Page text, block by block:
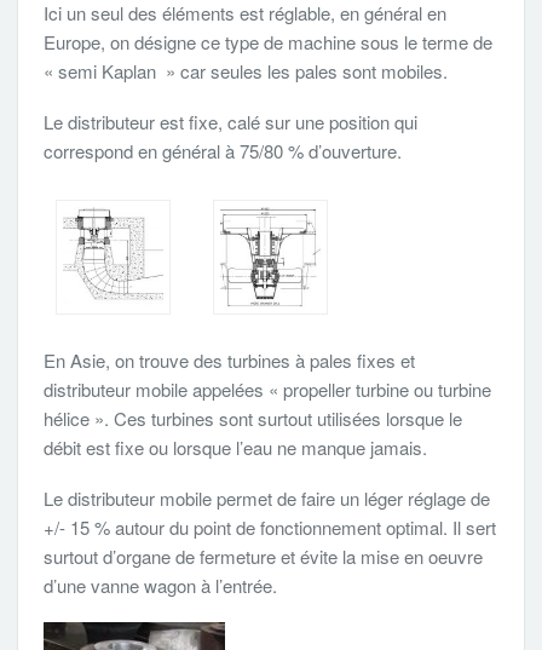
Ici un seul des éléments est réglable, en général en
Europe, on désigne ce type de machine sous le terme de
« semi Kaplan » car seules les pales sont mobiles.
Le distributeur est fixe, calé sur une position qui
correspond en général à 75/80 % d’ouverture.
En Asie, on trouve des turbines à pales fixes et
distributeur mobile appelées « propeller turbine ou turbine
hélice ». Ces turbines sont surtout utilisées lorsque le
débit est fixe ou lorsque l’eau ne manque jamais.
Le distributeur mobile permet de faire un léger réglage de
+/- 15 % autour du point de fonctionnement optimal. Il sert
surtout d’organe de fermeture et évite la mise en oeuvre
d’une vanne wagon à l’entrée.